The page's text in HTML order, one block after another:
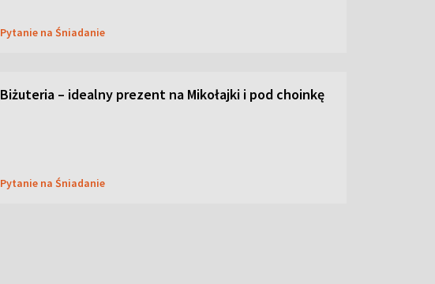
Pytanie na Śniadanie
Biżuteria – idealny prezent na Mikołajki i pod choinkę
Pytanie na Śniadanie